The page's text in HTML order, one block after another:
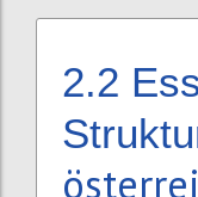
2.2